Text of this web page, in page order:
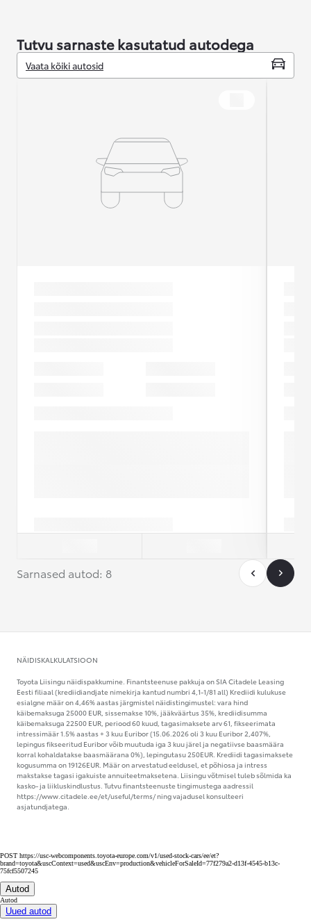
Tutvu sarnaste kasutatud autodega
Vaata kõiki autosid
Sarnased autod: 8
NÄIDISKALKULATSIOON
Toyota Liisingu näidispakkumine. Finantsteenuse pakkuja on SIA Citadele Leasing
Eesti filiaal (krediidiandjate nimekirja kantud numbri 4,1-1/81 all) Krediidi kulukuse
esialgne määr on 4,46% aastas järgmistel näidistingimustel: vara hind
käibemaksuga 25000 EUR, sissemakse 10%, jääkväärtus 35%, krediidisumma
käibemaksuga 22500 EUR, periood 60 kuud, tagasimaksete arv 61, fikseerimata
intressimäär 1.5% aastas + 3 kuu Euribor (15.06.2026 oli 3 kuu Euribor 2,407%,
lepingus fikseeritud Euribor võib muutuda iga 3 kuu järel ja negatiivse baasmäära
korral kohaldatakse baasmäärana 0%), lepingutasu 250EUR. Krediidi tagasimaksete
kogusumma on 19126EUR. Määr on arvestatud eeldusel, et põhiosa ja intress
makstakse tagasi igakuiste annuiteetmaksetena. Liisingu võtmisel tuleb sõlmida ka
kasko- ja liikluskindlustus. Tutvu finantsteenuste tingimustega aadressil
https://www.citadele.ee/et/useful/terms/ ning vajadusel konsulteeri
asjatundjatega.
POST https://usc-webcomponents.toyota-europe.com/v1/used-stock-cars/ee/et?
brand=toyota&uscContext=used&uscEnv=production&vehicleForSaleId=77f279a2-d13f-4545-b13c-
75fcf5507245
Autod
Autod
Uued autod